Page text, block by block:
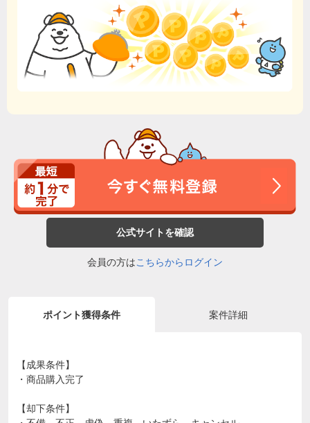
公式サイトを確認
会員の方はこちらからログイン
ポイント獲得条件 案件詳細
【成果条件】
・商品購入完了
【却下条件】